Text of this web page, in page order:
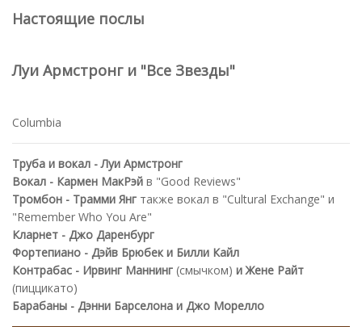
Настоящие послы
Луи Армстронг и "Все Звезды"
Columbia
Труба и вокал - Луи Армстронг
Вокал - Кармен МакРэй в "Good Reviews"
Тромбон - Трамми Янг также вокал в "Cultural Exchange" и
"Remember Who You Are"
Кларнет - Джо Даренбург
Фортепиано - Дэйв Брюбек и Билли Кайл
Контрабас - Ирвинг Маннинг (смычком) и Жене Райт
(пиццикато)
Барабаны - Дэнни Барселона и Джо Морелло